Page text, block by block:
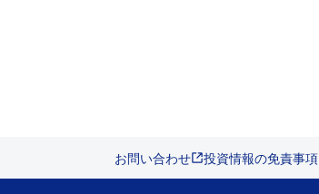
お問い合わせ 投資情報の免責事項